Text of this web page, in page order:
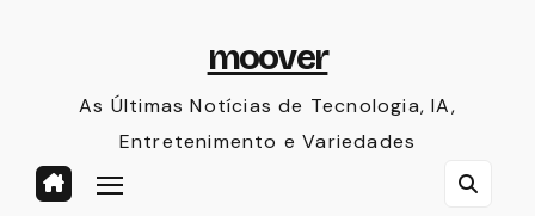
moover
As Últimas Notícias de Tecnologia, IA,
Entretenimento e Variedades